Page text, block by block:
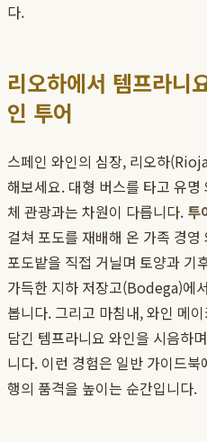
다.
리오하에서 템프라니
인 투어
스페인 와인의 심장, 리오하
해보세요. 대형 버스를 타고 유
체 관광과는 차원이 다릅니다. 투
걸쳐 포도를 재배해 온 가족 경
포도밭을 직접 거닐며 토양과 기
가득한 지하 저장고(Bodega)에
봅니다. 그리고 마침내, 와인 메
담긴 템프라니요 와인을 시음하
니다. 이런 경험은 일반 가이드
행의 품격을 높이는 순간입니다.